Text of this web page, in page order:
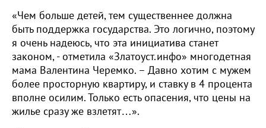
«Чем больше детей, тем существеннее должна
быть поддержка государства. Это логично, поэтому
я очень надеюсь, что эта инициатива станет
законом, - отметила «Златоуст.инфо» многодетная
мама Валентина Черемко. – Давно хотим с мужем
более просторную квартиру, и ставку в 4 процента
вполне осилим. Только есть опасения, что цены на
жилье сразу же взлетят…».